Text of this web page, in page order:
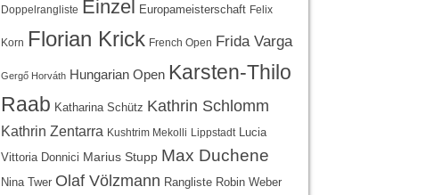
Doppelrangliste Einzel Europameisterschaft Felix
Korn Florian Krick French Open Frida Varga
Gergő Horváth Hungarian Open Karsten-Thilo
Raab Katharina Schütz Kathrin Schlomm
Kathrin Zentarra Kushtrim Mekolli Lippstadt
Lucia
Vittoria Donnici Marius Stupp Max Duchene
Nina Twer Olaf Völzmann Rangliste Robin Weber